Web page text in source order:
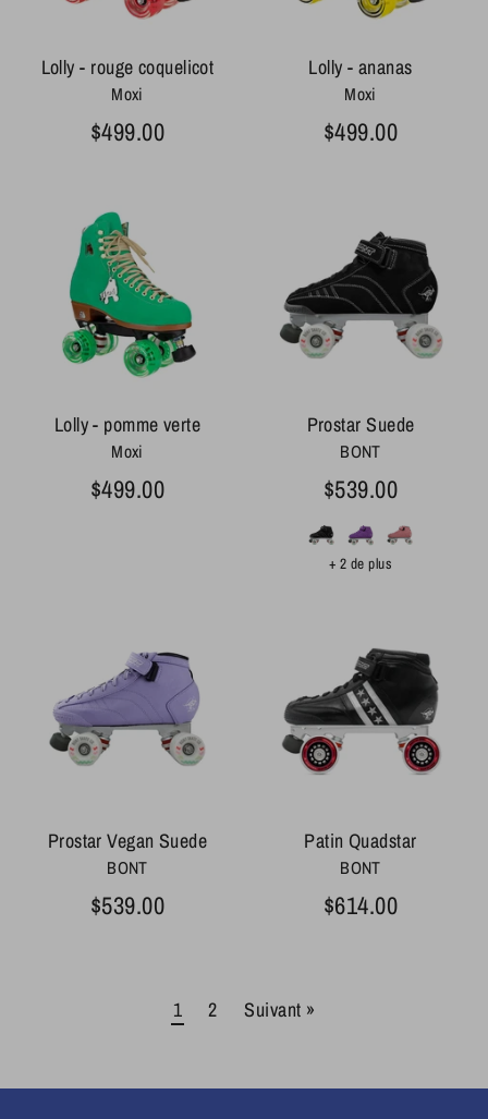
Lolly - rouge coquelicot
Moxi
$499.00
Lolly - ananas
Moxi
$499.00
Lolly - pomme verte
Moxi
$499.00
Prostar Suede
BONT
$539.00
+ 2 de plus
Prostar Vegan Suede
BONT
$539.00
Patin Quadstar
BONT
$614.00
1 2 Suivant »